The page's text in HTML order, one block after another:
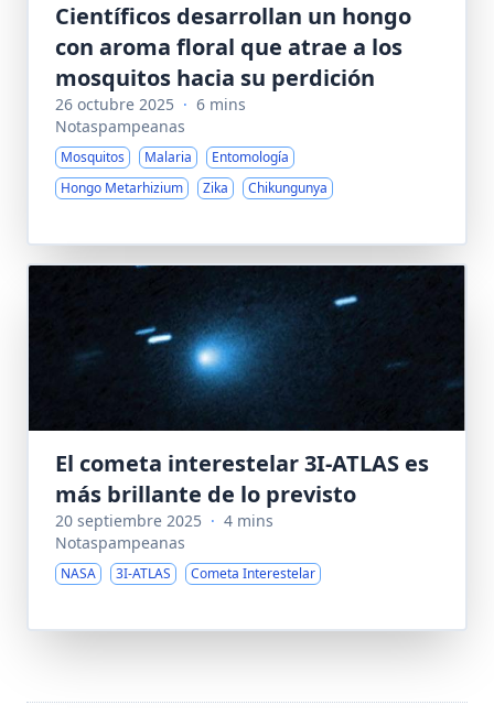
Científicos desarrollan un hongo
con aroma floral que atrae a los
mosquitos hacia su perdición
26 octubre 2025 · 6 mins
Notaspampeanas
Mosquitos Malaria
Entomología
Hongo Metarhizium
Zika Chikungunya
El cometa interestelar 3I-ATLAS es
más brillante de lo previsto
20 septiembre 2025 · 4 mins
Notaspampeanas
NASA 3I-ATLAS Cometa Interestelar